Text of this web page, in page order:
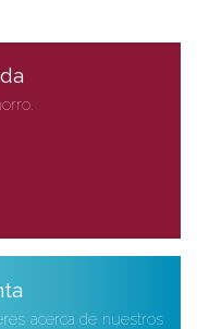
acerca de nuestros